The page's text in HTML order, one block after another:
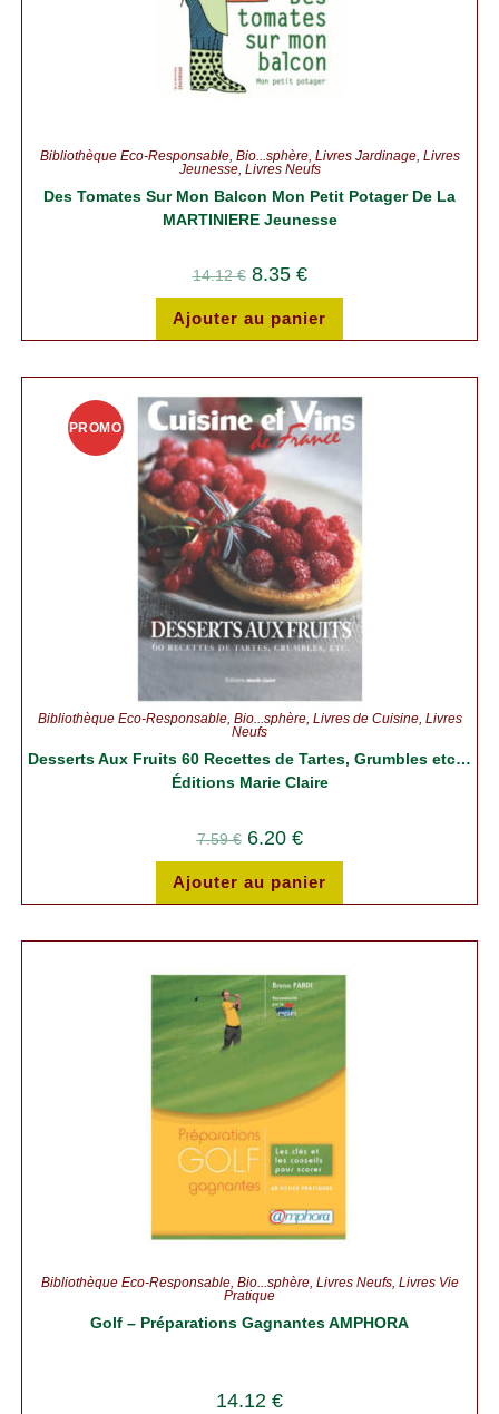
Bibliothèque Éco-Responsable, Bio...sphère, Livres Jardinage, Livres
Jeunesse, Livres Neufs
Des Tomates Sur Mon Balcon Mon Petit Potager De La
MARTINIERE Jeunesse
14.12€ 8.35 €
Ajouter au panier
PROMO
Bibliothèque Éco-Responsable, Bio...sphère, Livres de Cuisine, Livres
Neufs
Desserts Aux Fruits 60 Recettes de Tartes, Grumbles etc…
Éditions Marie Claire
7.59€ 6.20 €
Ajouter au panier
Bibliothèque Éco-Responsable, Bio...sphère, Livres Neufs, Livres Vie
Pratique
Golf – Préparations Gagnantes AMPHORA
14.12 €